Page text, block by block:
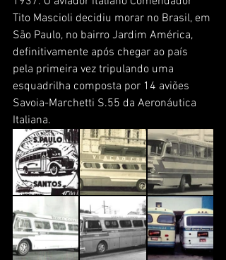
Tito Mascioli decidiu morar no Brasil, em
São Paulo, no bairro Jardim América,
definitivamente após chegar ao país
pela primeira vez tripulando uma
esquadrilha composta por 14 aviões
Savoia-Marchetti S.55 da Aeronáutica
Italiana.